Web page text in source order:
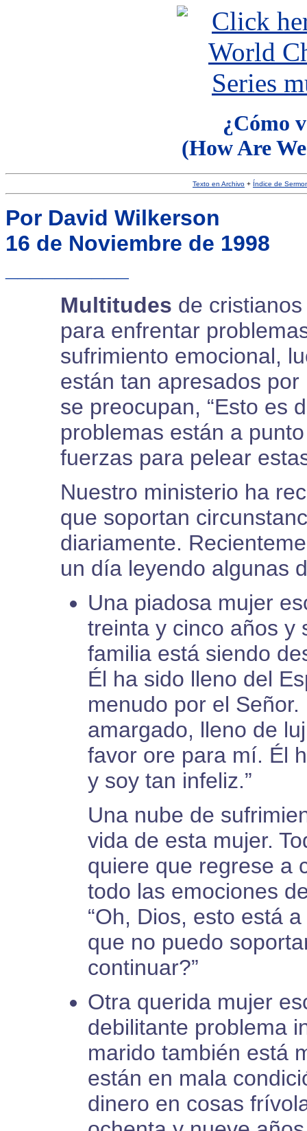
¿Cómo
(How Are
Texto en Archivo + Índice de
Por David Wilkerson
16 de Noviembre de 1998
Multitudes de
para enfrentar
sufrimiento emocional,
están tan apresados
se preocupan, “Esto es
problemas están a
fuerzas para pelear
Nuestro ministerio ha
que soportan
diariamente.
un día leyendo algunas
Una piadosa mujer
treinta y cinco años y
familia está siendo
Él ha sido lleno del
menudo por el
amargado, lleno de
favor ore para mí. Él
y soy tan infeliz.”
Una nube de
vida de esta mujer.
quiere que regrese a
todo las emociones
“Oh, Dios, esto está
que no puedo
continuar?”
Otra querida mujer
debilitante problema
marido también está
están en mala
dinero en cosas